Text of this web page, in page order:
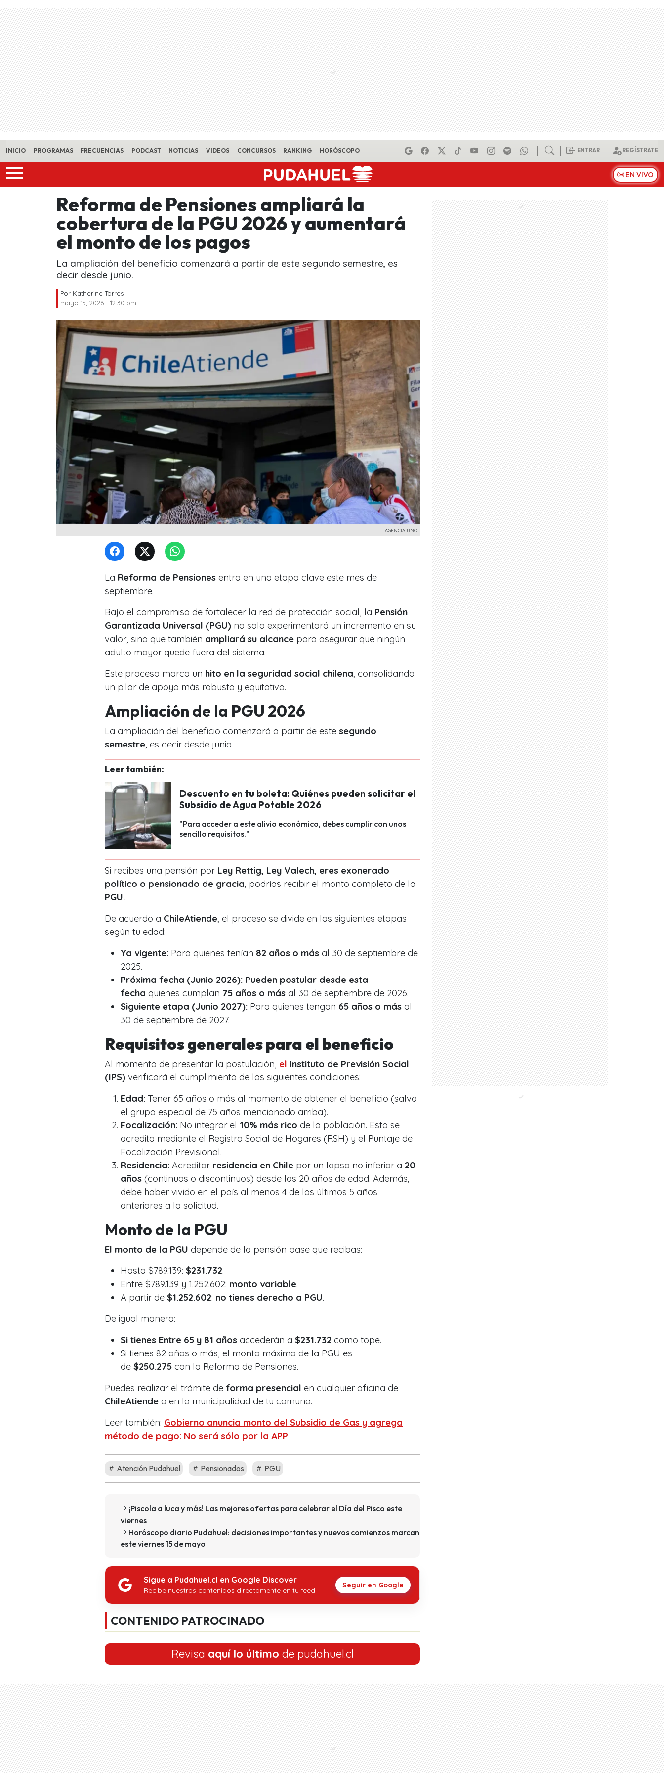
Skip to main content
INICIO PROGRAMAS FRECUENCIAS PODCAST NOTICIAS VIDEOS CONCURSOS RANKING HORÓSCOPO ENTRAR REGÍSTRATE
EN VIVO
Reforma de Pensiones ampliará la
cobertura de la PGU 2026 y aumentará
el monto de los pagos
La ampliación del beneficio comenzará a partir de este segundo semestre, es
decir desde junio.
Por Katherine Torres
mayo 15, 2026 - 12:30 pm
AGENCIA UNO
La Reforma de Pensiones entra en una etapa clave este mes de
septiembre.
Bajo el compromiso de fortalecer la red de protección social, la Pensión
Garantizada Universal (PGU) no solo experimentará un incremento en su
valor, sino que también ampliará su alcance para asegurar que ningún
adulto mayor quede fuera del sistema.
Este proceso marca un hito en la seguridad social chilena , consolidando
un pilar de apoyo más robusto y equitativo.
Ampliación de la PGU 2026
La ampliación del beneficio comenzará a partir de este segundo
semestre , es decir desde junio.
Leer también:
Descuento en tu boleta: Quiénes pueden solicitar el
Subsidio de Agua Potable 2026
"Para acceder a este alivio económico, debes cumplir con unos
sencillo requisitos."
Si recibes una pensión por Ley Rettig, Ley Valech, eres exonerado
político o pensionado de gracia , podrías recibir el monto completo de la
PGU.
De acuerdo a ChileAtiende , el proceso se divide en las siguientes etapas
según tu edad:
Ya vigente: Para quienes tenían 82 años o más al 30 de septiembre de
2025.
Próxima fecha (Junio 2026): Pueden postular desde esta
fecha quienes cumplan 75 años o más al 30 de septiembre de 2026.
Siguiente etapa (Junio 2027): Para quienes tengan 65 años o más al
30 de septiembre de 2027.
Requisitos generales para el beneficio
Al momento de presentar la postulación, el Instituto de Previsión Social
(IPS) verificará el cumplimiento de las siguientes condiciones:
Edad: Tener 65 años o más al momento de obtener el beneficio (salvo
el grupo especial de 75 años mencionado arriba).
Focalización: No integrar el 10% más rico de la población. Esto se
acredita mediante el Registro Social de Hogares (RSH) y el Puntaje de
Focalización Previsional.
Residencia: Acreditar residencia en Chile por un lapso no inferior a 20
años (continuos o discontinuos) desde los 20 años de edad. Además,
debe haber vivido en el país al menos 4 de los últimos 5 años
anteriores a la solicitud.
Monto de la PGU
El monto de la PGU depende de la pensión base que recibas:
Hasta $789.139: $231.732.
Entre $789.139 y 1.252.602: monto variable.
A partir de $1.252.602: no tienes derecho a PGU.
De igual manera:
Si tienes Entre 65 y 81 años accederán a $231.732 como tope.
Si tienes 82 años o más, el monto máximo de la PGU es
de $250.275 con la Reforma de Pensiones.
Puedes realizar el trámite de forma presencial en cualquier oficina de
ChileAtiende o en la municipalidad de tu comuna.
Leer también: Gobierno anuncia monto del Subsidio de Gas y agrega
método de pago: No será sólo por la APP
Atención Pudahuel Pensionados PGU
¡Piscola a luca y más! Las mejores ofertas para celebrar el Día del Pisco este
viernes
Horóscopo diario Pudahuel: decisiones importantes y nuevos comienzos marcan
este viernes 15 de mayo
Sigue a Pudahuel.cl en Google Discover
Recibe nuestros contenidos directamente en tu feed.
Seguir en Google
CONTENIDO PATROCINADO
Revisa aquí lo último de pudahuel.cl